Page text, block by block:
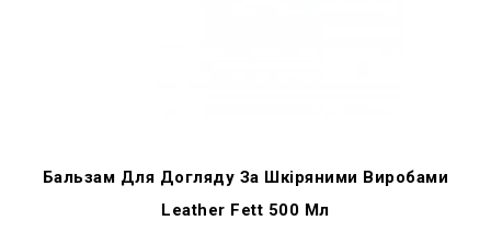
Бальзам Для Догляду За Шкіряними Виробами
Leather Fett 500 Мл